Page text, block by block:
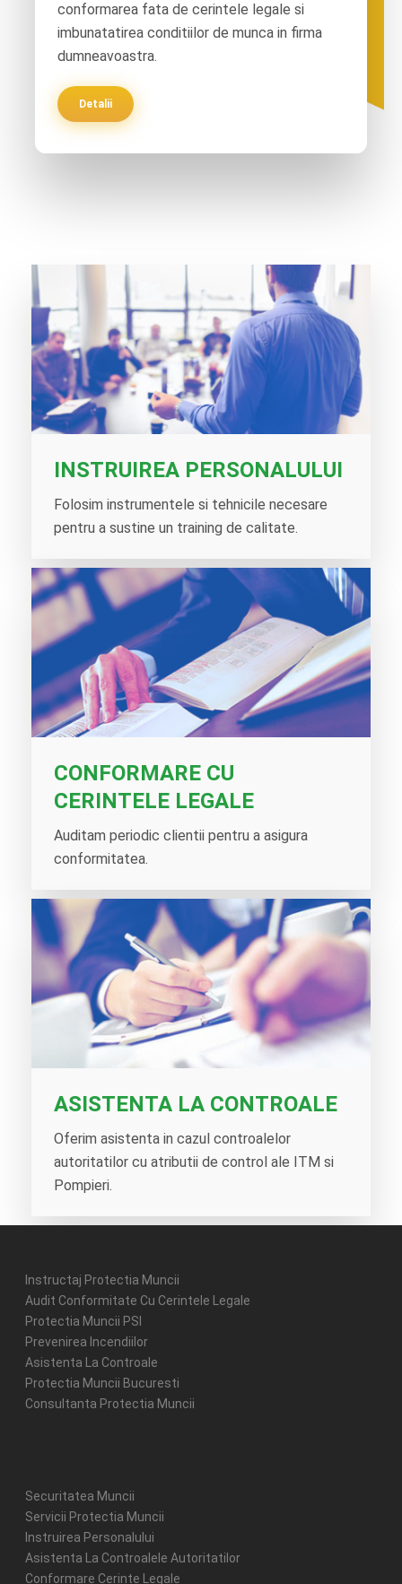
conformarea fata de cerintele legale si
imbunatatirea conditiilor de munca in firma
dumneavoastra.
Detalii
INSTRUIREA PERSONALULUI
Folosim instrumentele si tehnicile necesare
pentru a sustine un training de calitate.
CONFORMARE CU
CERINTELE LEGALE
Auditam periodic clientii pentru a asigura
conformitatea.
ASISTENTA LA CONTROALE
Oferim asistenta in cazul controalelor
autoritatilor cu atributii de control ale ITM si
Pompieri.
Instructaj Protectia Muncii
Audit Conformitate Cu Cerintele Legale
Protectia Muncii PSI
Prevenirea Incendiilor
Asistenta La Controale
Protectia Muncii Bucuresti
Consultanta Protectia Muncii
Securitatea Muncii
Servicii Protectia Muncii
Instruirea Personalului
Asistenta La Controalele Autoritatilor
Conformare Cerinte Legale